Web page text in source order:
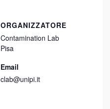
ORGANIZZATORE
Contamination Lab
Pisa
Email
clab@unipi.it